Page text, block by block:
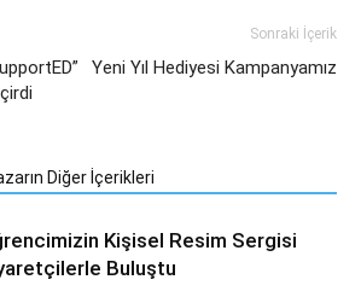
Sonraki İçerik
Yeni Yıl Hediyesi Kampanyamız
Diğer İçerikleri
Kişisel Resim Sergisi
Buluştu